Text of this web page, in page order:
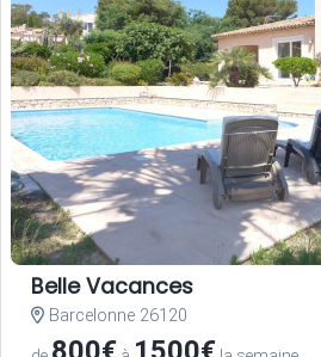
Belle Vacances
Barcelonne 26120